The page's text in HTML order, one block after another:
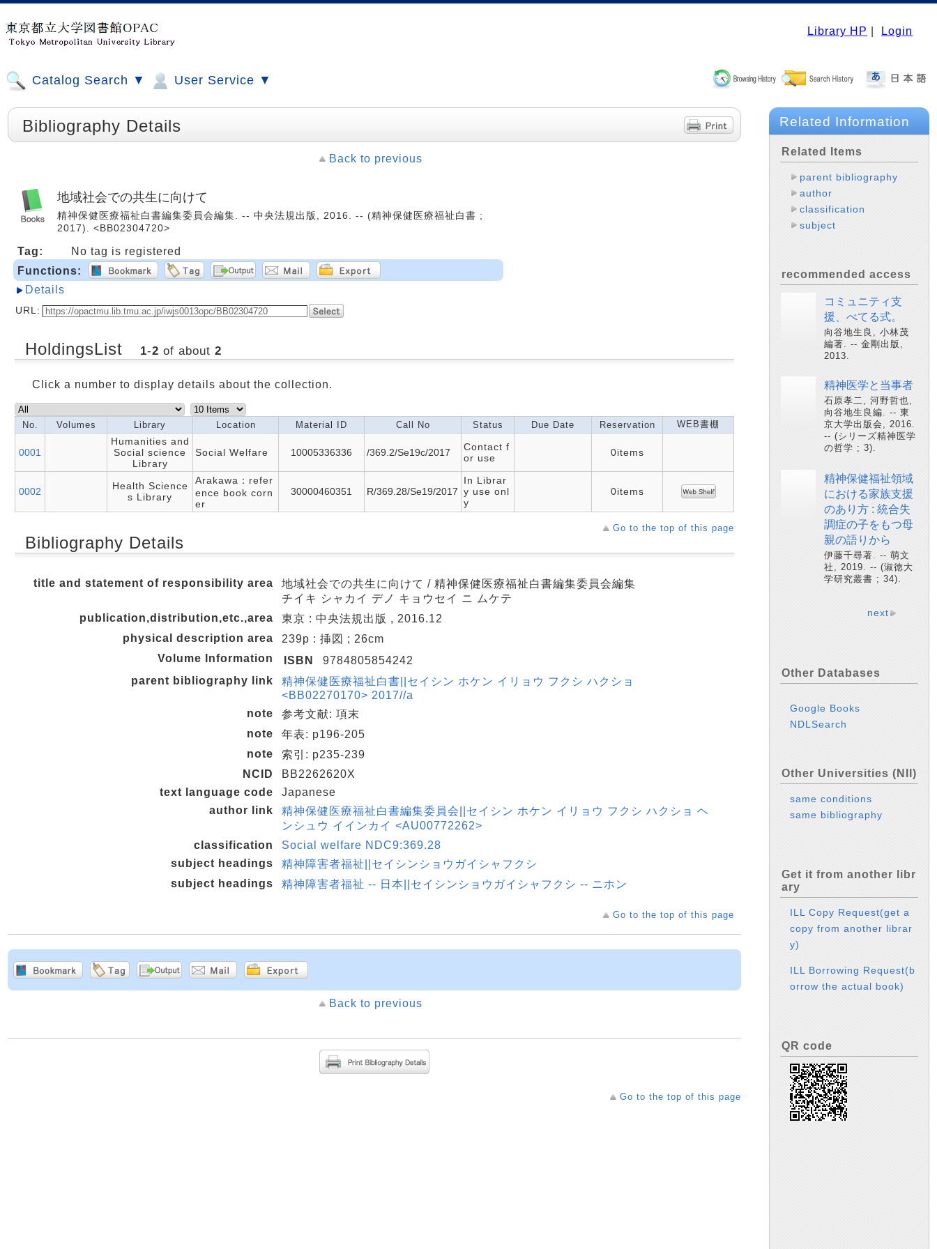
Library HP Login
Catalog Search ▼ User Service ▼
Bibliography Details
Back to previous
地域社会での共生に向けて
精神保健医療福祉白書編集委員会編集. -- 中央法規出版, 2016. -- (精神保健医療福祉白書 ;
2017). <BB02304720>
Tag:
No tag is registered
Functions:
Details
URL:
HoldingsList 1-2 of about 2
Click a number to display details about the collection.
No. Volumes Library Location Material ID Call No Status Due Date Reservation WEB書棚
0001
Humanities and
Social science
Library
Social Welfare 10005336336 /369.2/Se19c/2017
Contact f
or use
0items
0002
Health Science
s Library
Arakawa：refer
ence book corn
er
30000460351 R/369.28/Se19/2017
In Librar
y use onl
y
0items
Go to the top of this page
Bibliography Details
title and statement of responsibility area
地域社会での共生に向けて / 精神保健医療福祉白書編集委員会編集
チイキ シャカイ デノ キョウセイ ニ ムケテ
publication,distribution,etc.,area
東京 : 中央法規出版 , 2016.12
physical description area
239p : 挿図 ; 26cm
Volume Information
ISBN
9784805854242
parent bibliography link
精神保健医療福祉白書||セイシン ホケン イリョウ フクシ ハクショ
<BB02270170> 2017//a
note
参考文献: 項末
note
年表: p196-205
note
索引: p235-239
NCID
BB2262620X
text language code
Japanese
author link
精神保健医療福祉白書編集委員会||セイシン ホケン イリョウ フクシ ハクショ ヘ
ンシュウ イインカイ <AU00772262>
classification
Social welfare NDC9:369.28
subject headings
精神障害者福祉||セイシンショウガイシャフクシ
subject headings
精神障害者福祉 -- 日本||セイシンショウガイシャフクシ -- ニホン
Go to the top of this page
Back to previous
Go to the top of this page
Related Information
Related Items
parent bibliography
author
classification
subject
recommended access
コミュニティ支
援、べてる式。
向谷地生良, 小林茂
編著. -- 金剛出版,
2013.
精神医学と当事者
石原孝二, 河野哲也,
向谷地生良編. -- 東
京大学出版会, 2016.
-- (シリーズ精神医学
の哲学 ; 3).
精神保健福祉領域
における家族支援
のあり方 : 統合失
調症の子をもつ母
親の語りから
伊藤千尋著. -- 萌文
社, 2019. -- (淑徳大
学研究叢書 ; 34).
next
Other Databases
Google Books
NDLSearch
Other Universities (NII)
same conditions
same bibliography
Get it from another libr
ary
ILL Copy Request(get a
copy from another librar
y)
ILL Borrowing Request(b
orrow the actual book)
QR code